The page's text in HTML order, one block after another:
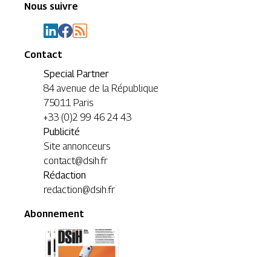
Nous suivre
Contact
Special Partner
84 avenue de la République
75011 Paris
+33 (0)2 99 46 24 43
Publicité
Site annonceurs
contact@dsih.fr
Rédaction
redaction@dsih.fr
Abonnement